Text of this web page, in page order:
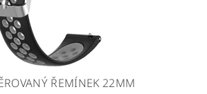
ŘEMÍNEK 22MM